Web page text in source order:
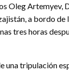
Oleg
a bordo de
tres horas
una tripulación